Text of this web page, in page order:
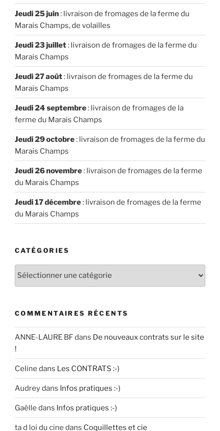
Jeudi 25 juin: livraison de fromages de la ferme du
Marais Champs, de volailles
Jeudi 23 juillet: livraison de fromages de la ferme du
Marais Champs
Jeudi 27 août: livraison de fromages de la ferme du
Marais Champs
Jeudi 24 septembre: livraison de fromages de la
ferme du Marais Champs
Jeudi 29 octobre: livraison de fromages de la ferme du
Marais Champs
Jeudi 26 novembre: livraison de fromages de la ferme
du Marais Champs
Jeudi 17 décembre: livraison de fromages de la ferme
du Marais Champs
CATÉGORIES
Catégories
COMMENTAIRES RÉCENTS
ANNE-LAURE BFdans De nouveaux contrats sur le site
!
Celine dans Les CONTRATS :-)
Audreydans Infos pratiques :-)
Gaëlle dans Infos pratiques :-)
ta d loi du cine dans Coquillettes et cie